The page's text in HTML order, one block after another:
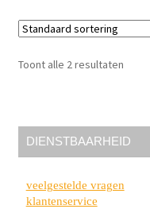
Toont alle 2 resultaten
DIENSTBAARHEID
veelgestelde vragen
klantenservice